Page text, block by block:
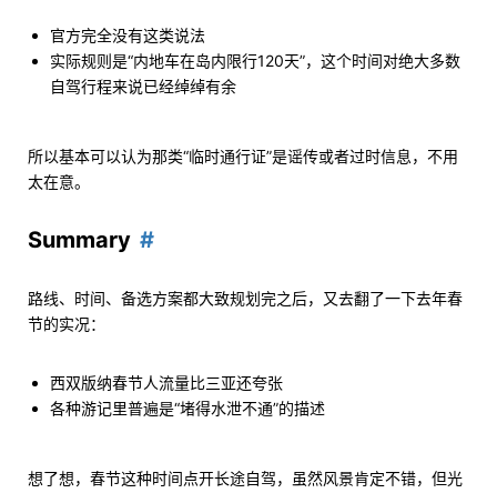
官方完全没有这类说法
实际规则是“内地车在岛内限行120天”，这个时间对绝大多数
自驾行程来说已经绰绰有余
所以基本可以认为那类“临时通行证”是谣传或者过时信息，不用
太在意。
Summary
路线、时间、备选方案都大致规划完之后，又去翻了一下去年春
节的实况：
西双版纳春节人流量比三亚还夸张
各种游记里普遍是“堵得水泄不通”的描述
想了想，春节这种时间点开长途自驾，虽然风景肯定不错，但光